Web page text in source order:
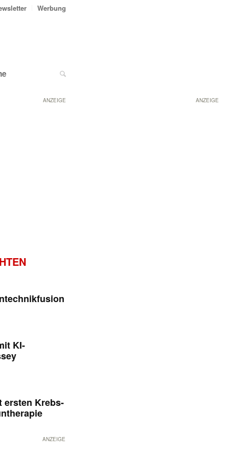
ANZEIGE
Werbung
ANZEIGE
KI-
ersten Krebs-
ANZEIGE